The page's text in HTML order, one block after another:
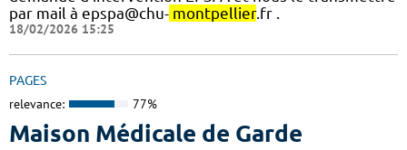
par mail à epspa@chu- montpellier.fr .
18/02/2026 15:25
PAGES
relevance: 77%
Maison Médicale de Garde